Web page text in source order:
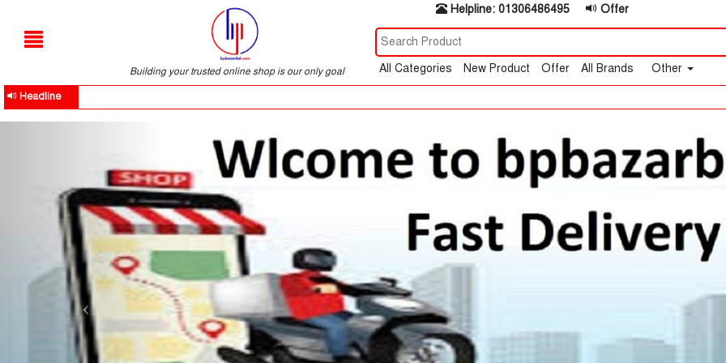
Helpline: 01306486495 Offer
Building your trusted online shop is our only goal All Categories New Product Offer All Brands Other
Headline